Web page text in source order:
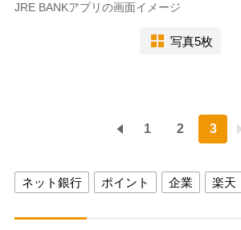
JRE BANKアプリの画面イメージ
写真5枚
1 2 3
ネット銀行 ポイント 企業 楽天